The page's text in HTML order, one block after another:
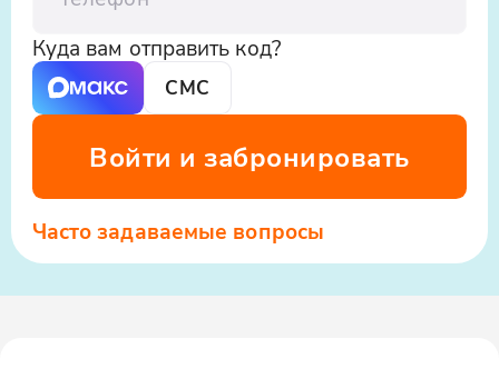
Куда вам отправить код?
СМС
Войти и забронировать
Часто задаваемые вопросы